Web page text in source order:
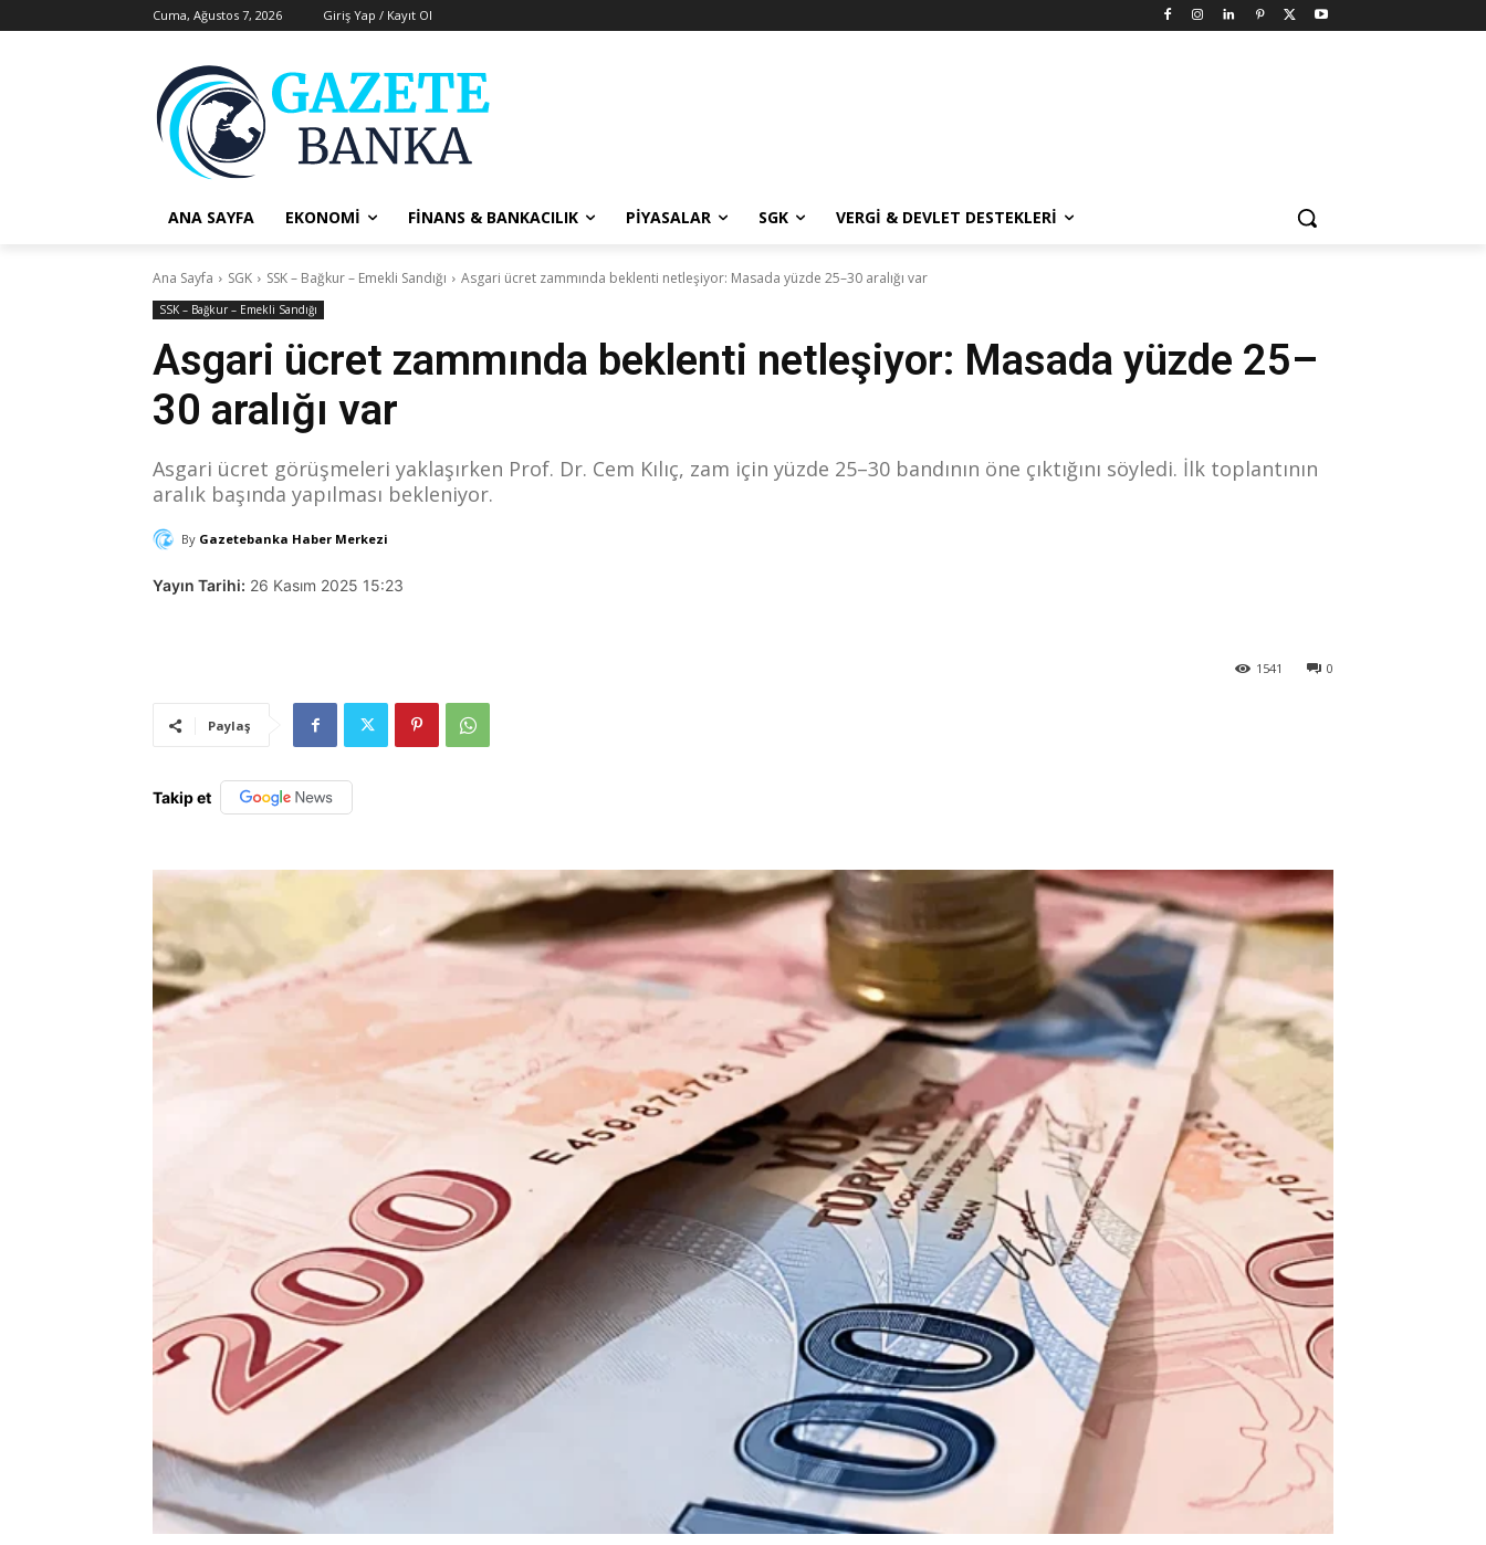
Cuma, Ağustos 7, 2026 Giriş Yap / Kayıt Ol
ANA SAYFA EKONOMI FINANS & BANKACILIK PIYASALAR SGK VERGI & DEVLET DESTEKLERI
Ana Sayfa SGK SSK – Bağkur – Emekli Sandığı Asgari ücret zammında beklenti netleşiyor: Masada yüzde 25–30 aralığı var
SSK – Bağkur – Emekli Sandığı
Asgari ücret zammında beklenti netleşiyor: Masada yüzde 25–
30 aralığı var
Asgari ücret görüşmeleri yaklaşırken Prof. Dr. Cem Kılıç, zam için yüzde 25–30 bandının öne çıktığını söyledi. İlk toplantının
aralık başında yapılması bekleniyor.
By Gazetebanka Haber Merkezi
Yayın Tarihi: 26 Kasım 2025 15:23
0
1541
Paylaş
Takip et